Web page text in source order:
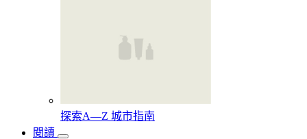
探索A—Z 城市指南
閱讀